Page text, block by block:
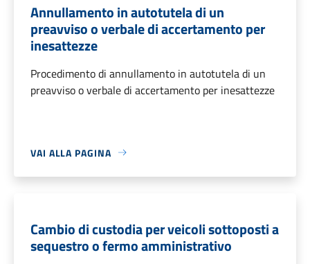
Annullamento in autotutela di un
preavviso o verbale di accertamento per
inesattezze
Procedimento di annullamento in autotutela di un
preavviso o verbale di accertamento per inesattezze
VAI ALLA PAGINA
Cambio di custodia per veicoli sottoposti a
sequestro o fermo amministrativo